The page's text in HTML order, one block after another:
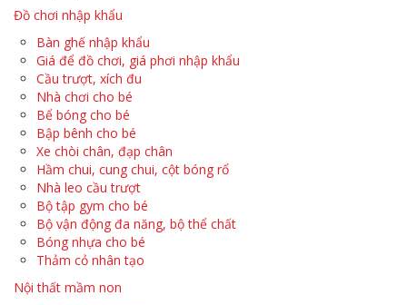
Đồ chơi nhập khẩu
Bàn ghế nhập khẩu
Giá để đồ chơi, giá phơi nhập khẩu
Cầu trượt, xích đu
Nhà chơi cho bé
Bể bóng cho bé
Bập bênh cho bé
Xe chòi chân, đạp chân
Hầm chui, cung chui, cột bóng rổ
Nhà leo cầu trượt
Bộ tập gym cho bé
Bộ vận động đa năng, bộ thể chất
Bóng nhựa cho bé
Thảm cỏ nhân tạo
Nội thất mầm non